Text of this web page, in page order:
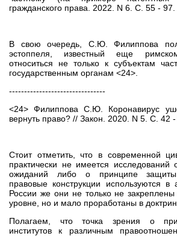
гражданского права. 2022. N 6. С. 55 - 97.
В свою очередь, С.Ю. Филиппова
эстоппеля, известный еще
относиться не только к субъектам
государственным органам <24>.
--------------------------------
<24> Филиппова С.Ю. Коронавирус
вернуть право? // Закон. 2020. N 5. С. 42 -
Стоит отметить, что в современной
практически не имеется исследований
ожиданий либо о принципе
правовые конструкции используются в
России же они не только не закреплены
уровне, но и мало проработаны в
Полагаем, что точка зрения о
институтов к различным